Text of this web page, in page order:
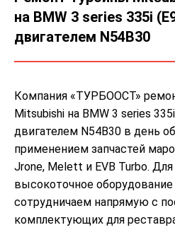
на BMW 3 series 335i
двигателем N54B30
Компания «ТУРБООСТ»
Mitsubishi на BMW 3 series
двигателем N54B30 в день
применением запчастей
Jrone, Melett и EVB Turbo.
высокоточное оборудование
сотрудничаем напрямую с
комплектующих для